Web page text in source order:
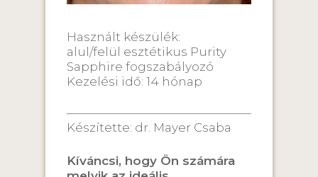
Használt készülék:
alul/felül esztétikus Purity
Sapphire fogszabályozó
Kezelési idő: 14 hónap
Készítette: dr. Mayer Csaba
Kíváncsi, hogy Ön számára